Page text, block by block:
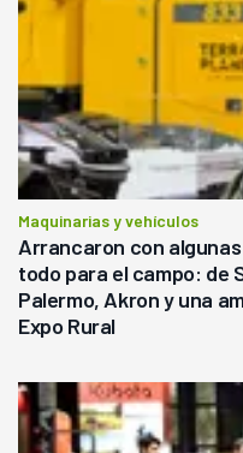
Maquinarias y vehículos
Arrancaron con
todo para el campo: de
Palermo, Akron y una
Expo Rural